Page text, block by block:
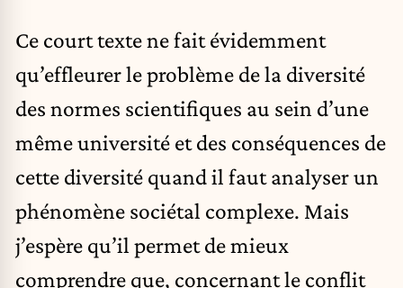
Ce court texte ne fait évidemment
qu’effleurer le problème de la diversité
des normes scientifiques au sein d’une
même université et des conséquences de
cette diversité quand il faut analyser un
phénomène sociétal complexe. Mais
j’espère qu’il permet de mieux
comprendre que, concernant le conflit